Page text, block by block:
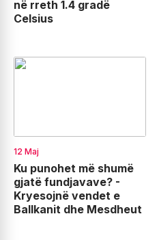
në rreth 1.4 gradë
Celsius
12 Maj
Ku punohet më shumë
gjatë fundjavave? -
Kryesojnë vendet e
Ballkanit dhe Mesdheut